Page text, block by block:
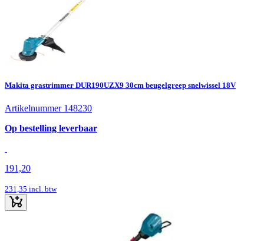
Makita grastrimmer DUR190UZX9 30cm beugelgreep snelwissel 18V
Artikelnummer 148230
Op bestelling leverbaar
191,20
231,35 incl. btw